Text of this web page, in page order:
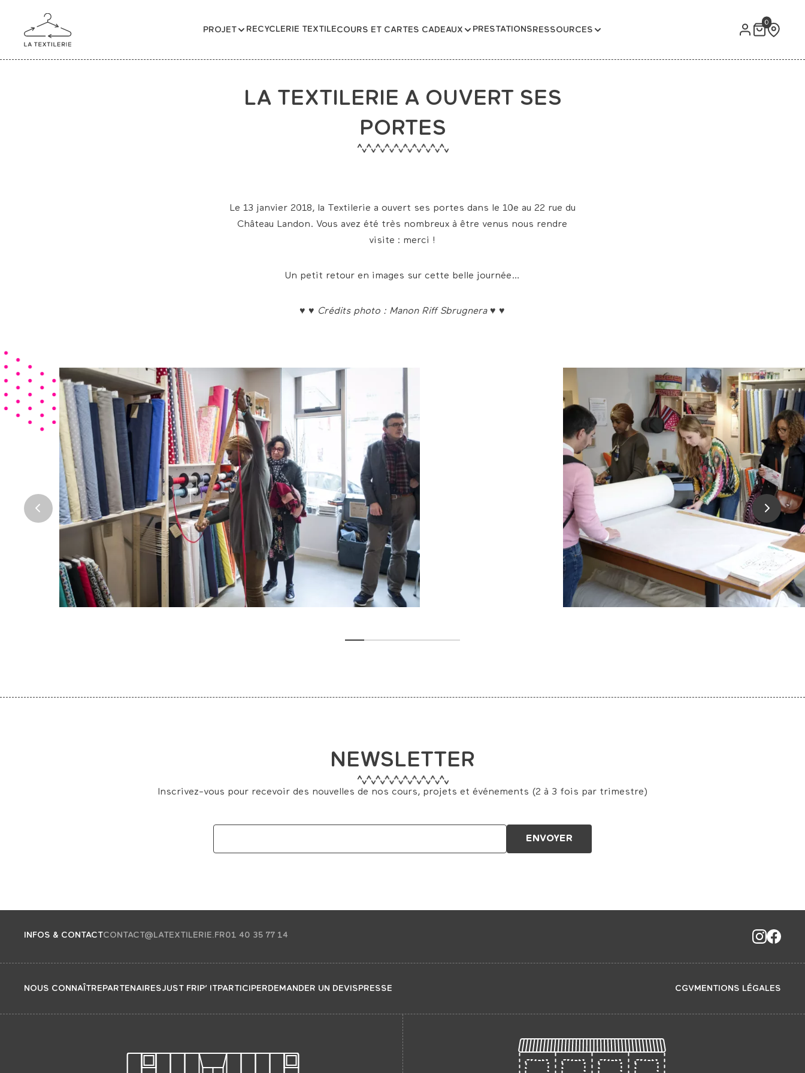
PROJET RECYCLERIE TEXTILECOURS ET CARTES CADEAUX PRESTATIONSRESSOURCES
0
LA TEXTILERIE A OUVERT SES
PORTES
Le 13 janvier 2018, la Textilerie a ouvert ses portes dans le 10e au 22 rue du
Château Landon. Vous avez été très nombreux à être venus nous rendre
visite : merci !
Un petit retour en images sur cette belle journée…
♥ ♥ Crédits photo : Manon Riff Sbrugnera ♥ ♥
NEWSLETTER
Inscrivez-vous pour recevoir des nouvelles de nos cours, projets et événements (2 à 3 fois par trimestre)
INFOS & CONTACTCONTACT@LATEXTILERIE.FR01 40 35 77 14
NOUS CONNAÎTREPARTENAIRESJUST FRIP’ ITPARTICIPERDEMANDER UN DEVISPRESSE CGVMENTIONS LÉGALES